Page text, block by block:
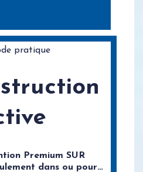
pratique
Premium SUR
dans ou pour…